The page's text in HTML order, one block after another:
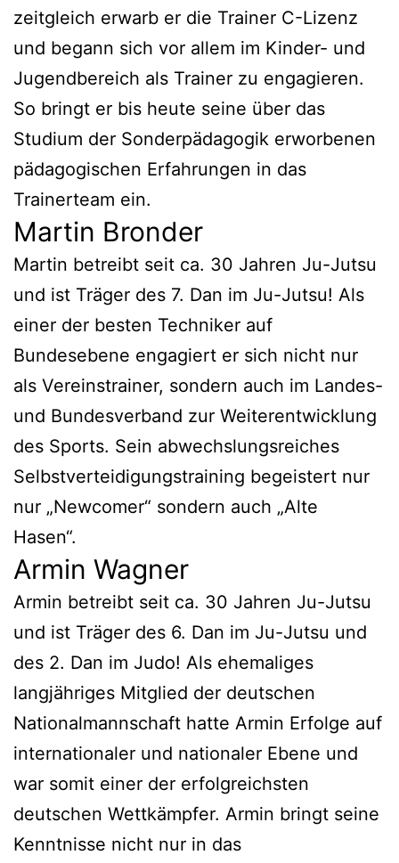
zeitgleich erwarb er die Trainer C-Lizenz
und begann sich vor allem im Kinder- und
Jugendbereich als Trainer zu engagieren.
So bringt er bis heute seine über das
Studium der Sonderpädagogik erworbenen
pädagogischen Erfahrungen in das
Trainerteam ein.
Martin Bronder
Martin betreibt seit ca. 30 Jahren Ju-Jutsu
und ist Träger des 7. Dan im Ju-Jutsu! Als
einer der besten Techniker auf
Bundesebene engagiert er sich nicht nur
als Vereinstrainer, sondern auch im Landes-
und Bundesverband zur Weiterentwicklung
des Sports. Sein abwechslungsreiches
Selbstverteidigungstraining begeistert nur
nur „Newcomer“ sondern auch „Alte
Hasen“.
Armin Wagner
Armin betreibt seit ca. 30 Jahren Ju-Jutsu
und ist Träger des 6. Dan im Ju-Jutsu und
des 2. Dan im Judo! Als ehemaliges
langjähriges Mitglied der deutschen
Nationalmannschaft hatte Armin Erfolge auf
internationaler und nationaler Ebene und
war somit einer der erfolgreichsten
deutschen Wettkämpfer. Armin bringt seine
Kenntnisse nicht nur in das